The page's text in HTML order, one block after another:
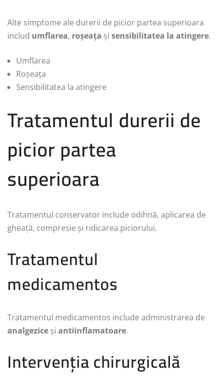
Alte simptome ale durerii de picior partea superioara
includ umflarea, roșeața și sensibilitatea la atingere.
Umflarea
Roșeața
Sensibilitatea la atingere
Tratamentul durerii de
picior partea
superioara
Tratamentul conservator include odihnă, aplicarea de
gheață, compresie și ridicarea piciorului.
Tratamentul
medicamentos
Tratamentul medicamentos include administrarea de
analgezice și antiinflamatoare.
Intervenția chirurgicală